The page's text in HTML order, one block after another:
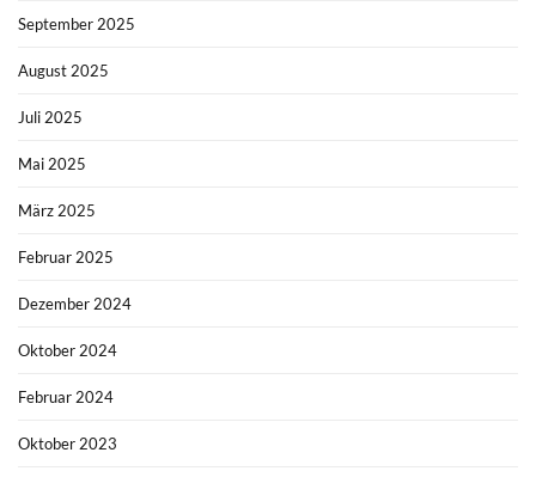
September 2025
August 2025
Juli 2025
Mai 2025
März 2025
Februar 2025
Dezember 2024
Oktober 2024
Februar 2024
Oktober 2023